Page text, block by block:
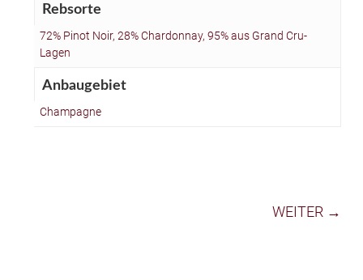
Rebsorte
72% Pinot Noir, 28% Chardonnay, 95% aus Grand Cru-
Lagen
Anbaugebiet
Champagne
WEITER →